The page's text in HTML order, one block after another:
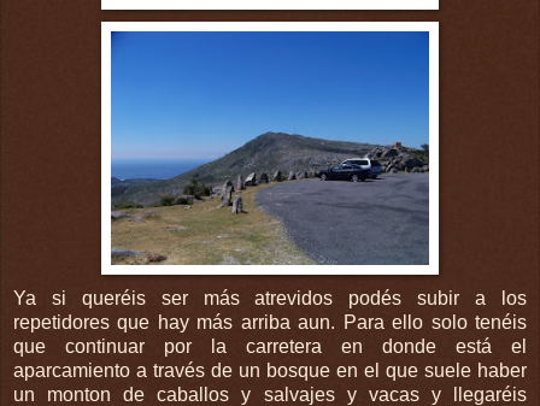
Ya si queréis ser más atrevidos podés subir a los
repetidores que hay más arriba aun. Para ello solo tenéis
que continuar por la carretera en donde está el
aparcamiento a través de un bosque en el que suele haber
un monton de caballos y salvajes y vacas y llegaréis